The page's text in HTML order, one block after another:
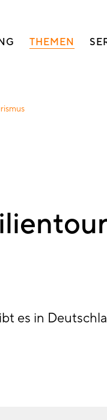
THEMEN
es in